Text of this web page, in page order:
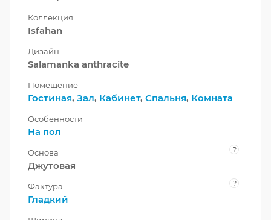
Коллекция
Isfahan
Дизайн
Salamanka anthracite
Помещение
Гостиная, Зал, Кабинет, Спальня, Комната
Особенности
На пол
Основа ?
Джутовая
Фактура ?
Гладкий